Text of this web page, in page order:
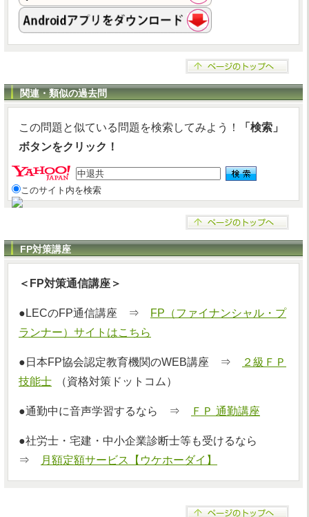
関連・類似の過去問
この問題と似ている問題を検索してみよう！
「検索」
ボタンをクリック！
このサイト内を検索
FP対策講座
＜FP対策通信講座＞
●LECのFP通信講座 ⇒
FP（ファイナンシャル・プ
ランナー）サイトはこちら
●日本FP協会認定教育機関のWEB講座 ⇒
２級ＦＰ
技能士
（資格対策ドットコム）
●通勤中に音声学習するなら ⇒ ＦＰ 通勤講座
●社労士・宅建・中小企業診断士等も受けるなら
⇒
月額定額サービス【ウケホーダイ】